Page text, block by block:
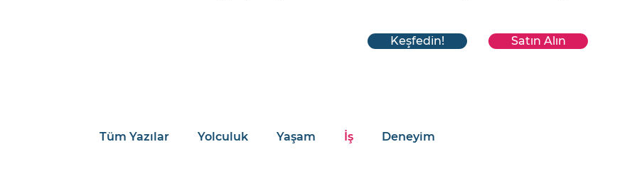
Keşfedin! Satın Alın
Tüm Yazılar Yolculuk Yaşam İş Deneyim